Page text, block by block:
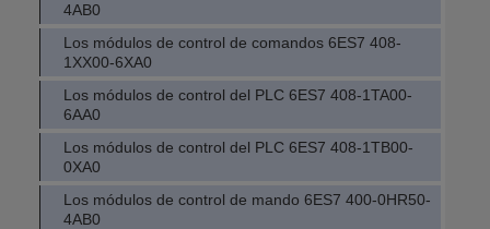
4AB0
Los módulos de control de comandos 6ES7 408-
1XX00-6XA0
Los módulos de control del PLC 6ES7 408-1TA00-
6AA0
Los módulos de control del PLC 6ES7 408-1TB00-
0XA0
Los módulos de control de mando 6ES7 400-0HR50-
4AB0